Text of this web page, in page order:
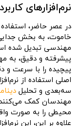
نرم‌افزارهای
در عصر حاضر،
خاموت، به بخش
مهندسی تبدیل شده
پیشرفته و دقیق، به
پیچیده را با سرعت و
اصلی استفاده از
سه‌بعدی و تحلیل
مهندسان کمک می‌کنند
محیطی را به صورت
علاوه بر این، این